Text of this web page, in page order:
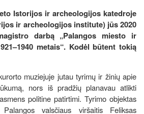
Istorijos ir archeologijos katedroje
ir archeologijos institute) jūs 2020
darbą „Palangos miesto ir
metais“. Kodėl būtent tokią
muziejuje jutau tyrimų ir žinių apie
nors iš pradžių planavau atlikti
politine patirtimi. Tyrimo objektas
valsčiaus viršaitis Feliksas